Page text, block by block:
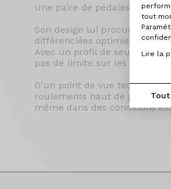
tout
Lire la
Une paire de pédales plates
Son design lui procure une
différenciées optimisent
Avec un profil de seulement
pas de limite sur les
D'un point de vue technique,
roulements haut de gamme
même dans des conditions